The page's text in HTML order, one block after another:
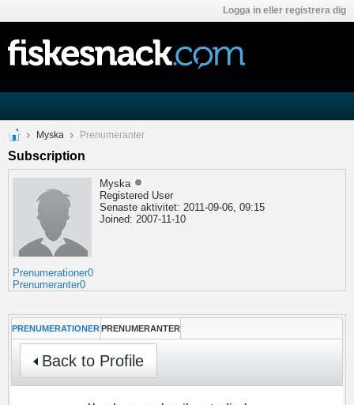
Logga in eller registrera dig
Myska Prenumeranter
Subscription
Myska
Registered User
Senaste aktivitet: 2011-09-06, 09:15
Joined: 2007-11-10
Prenumerationer0
Prenumeranter0
PRENUMERATIONER PRENUMERANTER
Back to Profile